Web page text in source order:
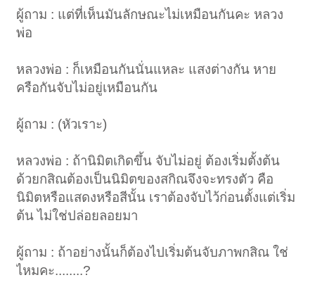
ผู้ถาม : แต่ที่เห็นมันลักษณะไม่เหมือนกันคะ หลวง
พ่อ
หลวงพ่อ : ก็เหมือนกันนั่นแหละ แสงต่างกัน หาย
ครือกันจับไม่อยู่เหมือนกัน
ผู้ถาม : (หัวเราะ)
หลวงพ่อ : ถ้านิมิตเกิดขึ้น จับไม่อยู่ ต้องเริ่มตั้งต้น
ด้วยกสิณต้องเป็นนิมิตของสกิณจึงจะทรงตัว คือ
นิมิตหรือแสดงหรือสีนั้น เราต้องจับไว้ก่อนตั้งแต่เริ่ม
ต้น ไม่ใช่ปล่อยลอยมา
ผู้ถาม : ถ้าอย่างนั้นก็ต้องไปเริ่มต้นจับภาพกสิณ ใช่
ไหมคะ........?